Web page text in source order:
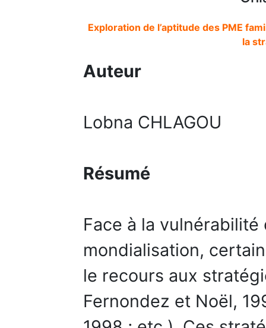
Exploration de l’aptitude des PME
la
Auteur
Lobna CHLAGOU
Résumé
Face à la
mondialisation,
le recours aux
Fernondez et Noël,